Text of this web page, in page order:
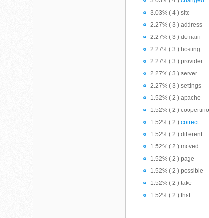
3.03% ( 4 ) site
2.27% ( 3 ) address
2.27% ( 3 ) domain
2.27% ( 3 ) hosting
2.27% ( 3 ) provider
2.27% ( 3 ) server
2.27% ( 3 ) settings
1.52% ( 2 ) apache
1.52% ( 2 ) coopertino
1.52% ( 2 )correct
1.52% ( 2 ) different
1.52% ( 2 ) moved
1.52% ( 2 ) page
1.52% ( 2 ) possible
1.52% ( 2 ) take
1.52% ( 2 ) that